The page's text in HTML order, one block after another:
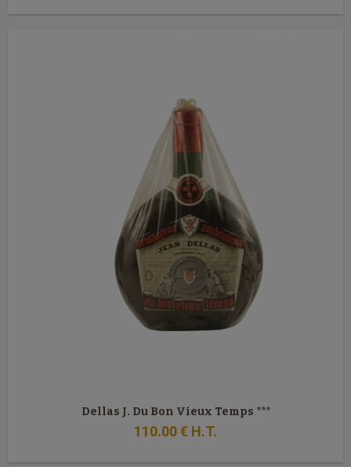
Dellas J. Du Bon Vieux Temps ***
110.00€ H.T.